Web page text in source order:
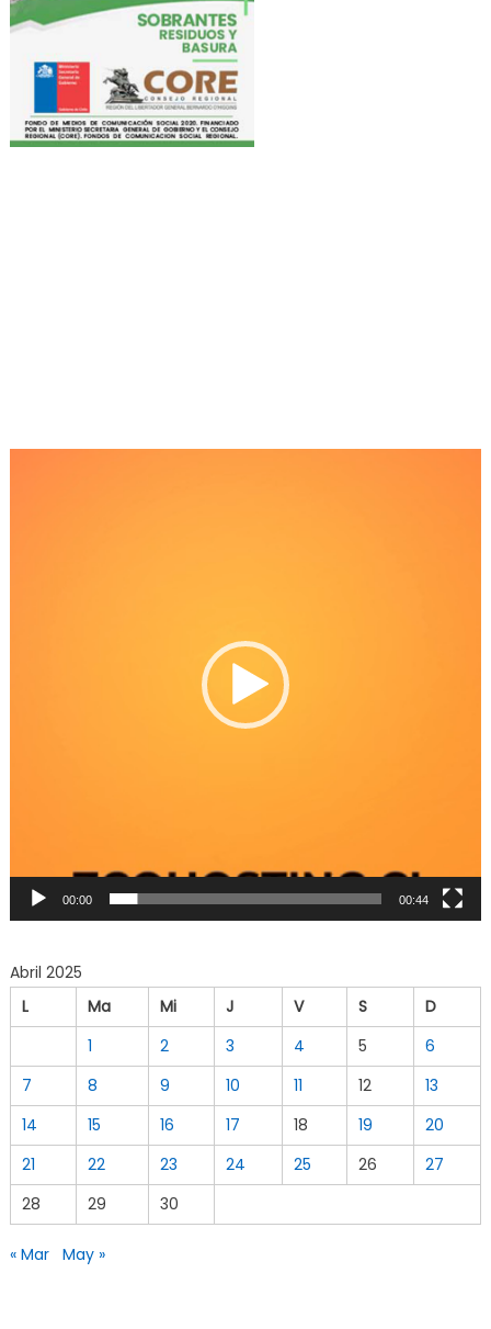
00:00 00:44
Abril 2025
L
Ma Mi J V S
D
1
2 3 4 5
6
7
8 9 10 11 12
13
14
15 16 17 18 19
20
21
22 23 24 25 26
27
28
29 30
« Mar May »